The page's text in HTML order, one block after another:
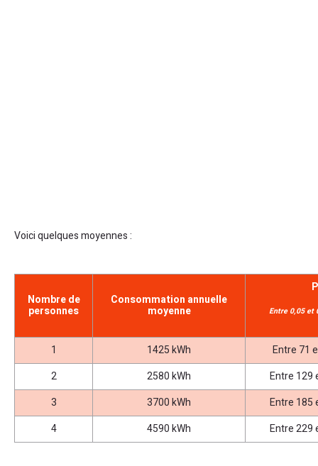
Voici quelques moyennes :
Nombre de
personnes
Consommation annuelle
moyenne Entre 0,05 et
1 1425 kWh
Entre 71
2
2580 kWh
Entre 129
3
3700 kWh
Entre 185
4
4590 kWh Entre 229